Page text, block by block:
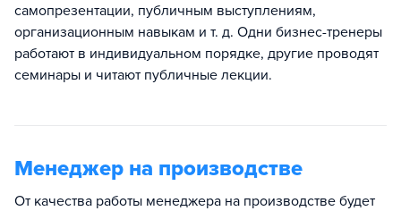
самопрезентации, публичным выступлениям,
организационным навыкам и т. д. Одни бизнес-тренеры
работают в индивидуальном порядке, другие проводят
семинары и читают публичные лекции.
Менеджер на производстве
От качества работы менеджера на производстве будет